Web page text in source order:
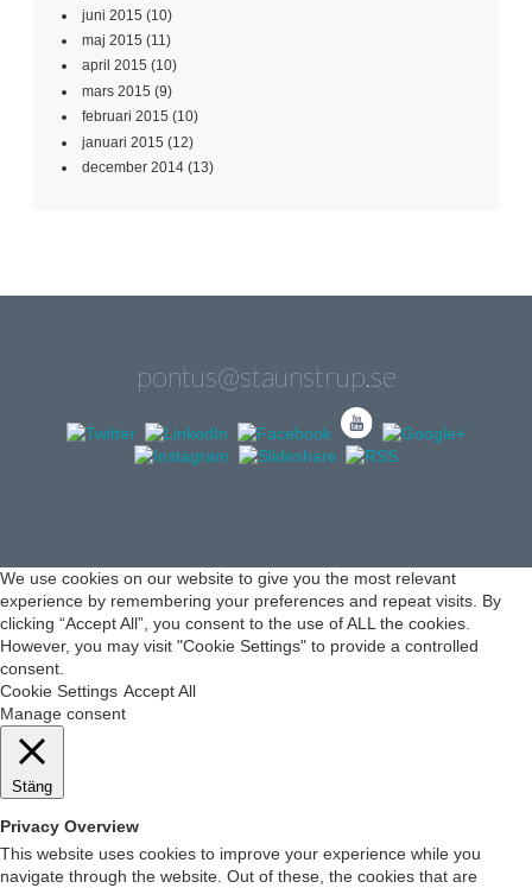
juni 2015 (10)
maj 2015 (11)
april 2015 (10)
mars 2015 (9)
februari 2015 (10)
januari 2015 (12)
december 2014 (13)
pontus@staunstrup.se
We use cookies on our website to give you the most relevant
experience by remembering your preferences and repeat visits. By
clicking “Accept All”, you consent to the use of ALL the cookies.
However, you may visit "Cookie Settings" to provide a controlled
consent.
Cookie Settings Accept All
Manage consent
Stäng
Privacy Overview
This website uses cookies to improve your experience while you
navigate through the website. Out of these, the cookies that are